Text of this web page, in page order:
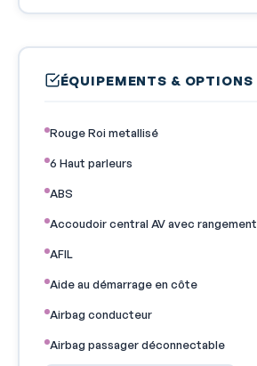
ÉQUIPEMENTS & OPTIONS
Rouge Roi metallisé
6 Haut parleurs
ABS
Accoudoir central AV avec rangement
AFIL
Aide au démarrage en côte
Airbag conducteur
Airbag passager déconnectable